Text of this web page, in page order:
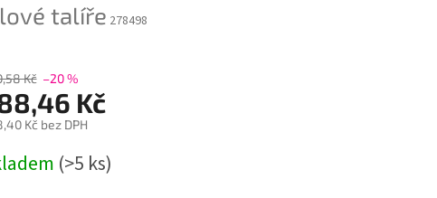
talíře 278498
Kč –20 %
Kč
Kč bez DPH
(>5 ks)